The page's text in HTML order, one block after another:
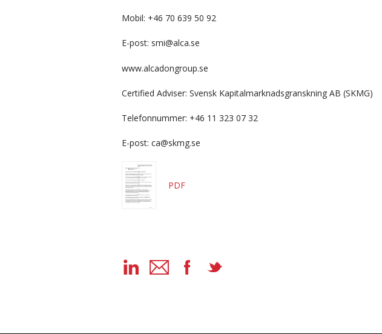
Mobil: +46 70 639 50 92
E-post: smi@alca.se
www.alcadongroup.se
Certified Adviser: Svensk Kapitalmarknadsgranskning AB (SKMG)
Telefonnummer: +46 11 323 07 32
E-post: ca@skmg.se
PDF